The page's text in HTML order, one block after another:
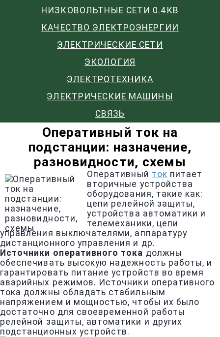
НИЗКОВОЛЬТНЫЕ СЕТИ 0.4КВ
КАЧЕСТВО ЭЛЕКТРОЭНЕРГИИ
ЭЛЕКТРИЧЕСКИЕ СЕТИ
ЭКОЛОГИЯ
ЭЛЕКТРОТЕХНИКА
ЭЛЕКТРИЧЕСКИЕ МАШИНЫ
СВЯЗЬ
Оперативный ток на
подстанции: назначение,
разновидности, схемы
Оперативный ток питает
вторичные устройства
оборудования, такие как:
цепи релейной защиты,
устройства автоматики и
телемеханики, цепи
управления выключателями, аппаратуру
дистанционного управления и др.
Источники оперативного тока должны
обеспечивать высокую надежность работы, и
гарантировать питание устройств во время
аварийных режимов. Источники оперативного
тока должны обладать стабильным
напряжением и мощностью, чтобы их было
достаточно для своевременной работы
релейной защиты, автоматики и других
подстанционных устройств.